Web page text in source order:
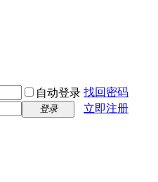
自动登录 找回密码
登录
立即注册